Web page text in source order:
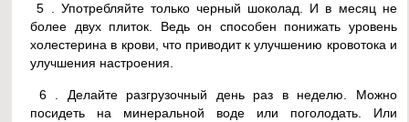
5 . Употребляйте только черный шоколад. И в месяц не
более двух плиток. Ведь он способен понижать уровень
холестерина в крови, что приводит к улучшению кровотока и
улучшения настроения.
6 . Делайте разгрузочный день раз в неделю. Можно
посидеть на минеральной воде или поголодать. Или